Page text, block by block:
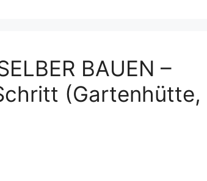
BAUEN –
(Gartenhütte,